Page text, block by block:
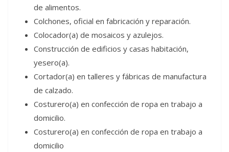
de alimentos.
Colchones, oficial en fabricación y reparación.
Colocador(a) de mosaicos y azulejos.
Construcción de edificios y casas habitación,
yesero(a).
Cortador(a) en talleres y fábricas de manufactura
de calzado.
Costurero(a) en confección de ropa en trabajo a
domicilio.
Costurero(a) en confección de ropa en trabajo a
domicilio